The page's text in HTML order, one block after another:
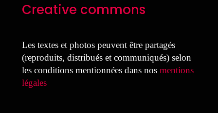
Creative commons
Les textes et photos peuvent être partagés
(reproduits, distribués et communiqués) selon
les conditions mentionnées dans nos mentions
légales